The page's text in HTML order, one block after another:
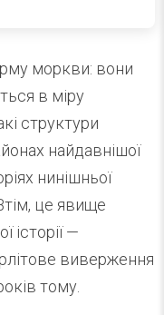
моркви: вони
в міру
структури
найдавнішої
нинішньої
це явище
історії —
виверження
тому.